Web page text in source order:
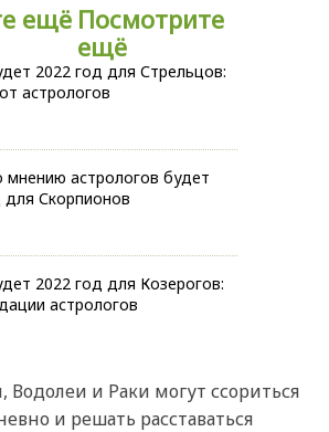
Посмотрите
ещё
2022 год для Стрельцов:
астрологов
мнению астрологов будет
для Скорпионов
2022 год для Козерогов:
астрологов
и Раки могут ссориться
и решать расставаться